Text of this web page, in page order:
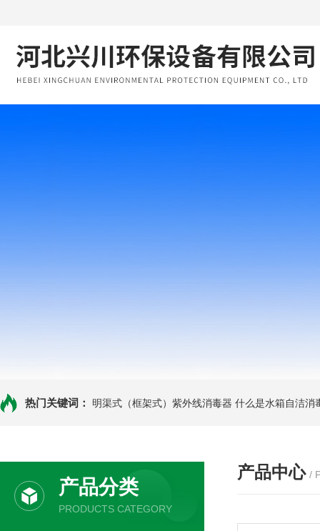
热门关键词： 明渠式（框架式）紫外线消毒器 什么是水箱自洁消
产品分类
PRODUCTS CATEGORY
产品中心 /